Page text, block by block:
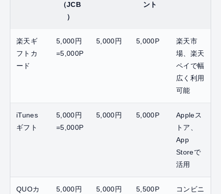
（JCB
）
ント
楽天ギ
フトカ
ード
5,000円
=5,000P
5,000円 5,000P
楽天市
場、楽天
ペイで幅
広く利用
可能
iTunes
ギフト
5,000円
=5,000P
5,000円 5,000P
Appleス
トア、
App
Storeで
活用
QUOカ
5,000円
5,000円 5,500P
コンビニ